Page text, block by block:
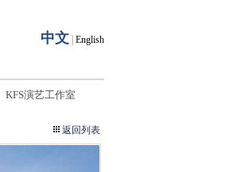
中文 English
KFS演艺工作室
返回列表